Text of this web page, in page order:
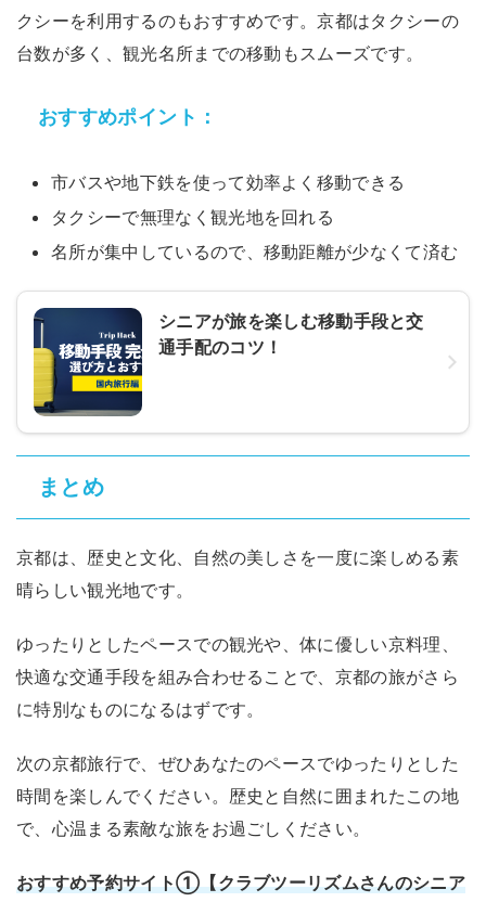
クシーを利用するのもおすすめです。京都はタクシーの
台数が多く、観光名所までの移動もスムーズです。
おすすめポイント：
市バスや地下鉄を使って効率よく移動できる
タクシーで無理なく観光地を回れる
名所が集中しているので、移動距離が少なくて済む
シニアが旅を楽しむ移動手段と交
通手配のコツ！
まとめ
京都は、歴史と文化、自然の美しさを一度に楽しめる素
晴らしい観光地です。
ゆったりとしたペースでの観光や、体に優しい京料理、
快適な交通手段を組み合わせることで、京都の旅がさら
に特別なものになるはずです。
次の京都旅行で、ぜひあなたのペースでゆったりとした
時間を楽しんでください。歴史と自然に囲まれたこの地
で、心温まる素敵な旅をお過ごしください。
おすすめ予約サイト①【クラブツーリズムさんのシニア